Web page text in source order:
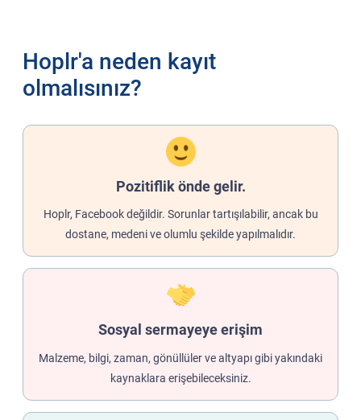
Hoplr'a neden kayıt
olmalısınız?
Pozitiflik önde gelir.
Hoplr, Facebook değildir. Sorunlar tartışılabilir, ancak bu
dostane, medeni ve olumlu şekilde yapılmalıdır.
Sosyal sermayeye erişim
Malzeme, bilgi, zaman, gönüllüler ve altyapı gibi yakındaki
kaynaklara erişebileceksiniz.